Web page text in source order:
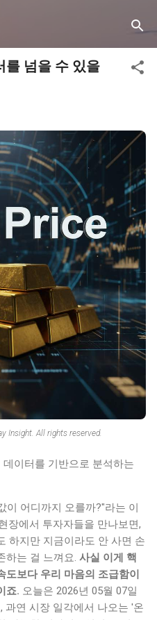
건너뛰기
를 넘을 수 있을
Insight. All rights reserved.
이터를 기반으로 분석하는
이 어디까지 오를까?"라는 이
장에서 투자자들을 만나보면,
하지만 지금이라도 안 사면 손
는 걸 느껴요. 사실 이게 핵
보다 우리 마음의 조급함이
죠. 오늘은 2026년 05월 07일
과연 시장 일각에서 나오는 '온